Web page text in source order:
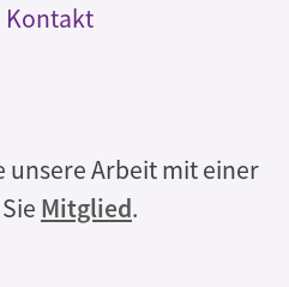
Kontakt
unsere Arbeit mit einer
Mitglied.